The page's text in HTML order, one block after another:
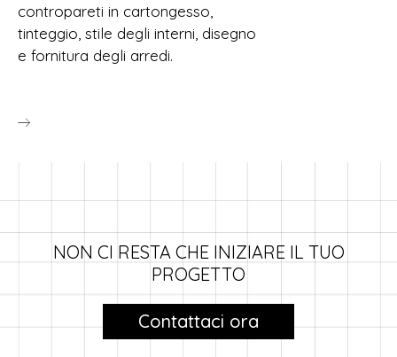
contropareti in cartongesso,
tinteggio, stile degli interni, disegno
e fornitura degli arredi.
NON CI RESTA CHE INIZIARE IL TUO
PROGETTO
Contattaci ora